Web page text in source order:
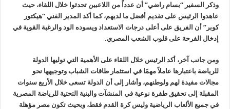
وذكر السفير “بسام راضي” أن عدداً من اللاعبين تحدثوا خلال اللقاء، حيث
عاهدوا الرئيس على تقديم أفضل ما لديهم، كما أكد المدير الفني “هيكتور
كوبر” أن الفريق على أعلى درجات الاستعداد ويسوده الود والرغبة القوية في
إدخال الفرحة على قلوب الشعب المصري.
ومن جانب آخر، أكد الرئيس خلال اللقاء على الأهمية التي توليها الدولة
للرياضة باعتبارها عاملاً مهمًا في استثمار طاقات الشباب وتوجيهها نحو
مجالات مفيدة لهم ولوطنهم، وأشار إلى أن الدولة تسعى خلال الأربع سنوات
المقبلة إلى تحقيق طفرة نوعية في المنشآت والبنية التحتية للرياضة المصرية
في جميع الألعاب الرياضية وليس كرة القدم فقط، وبحيث تكون مصر مؤهلة